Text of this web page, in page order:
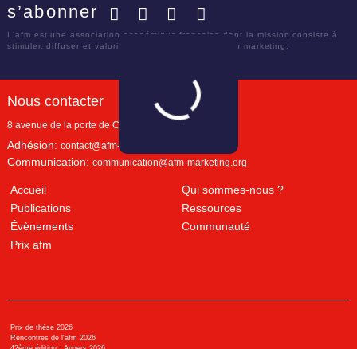
s’abonner
L'afm est une association académique française dont la mission consiste à
stimuler, diffuser et valoriser le savoir scientifique en marketing.
Nous contacter
8 avenue de la porte de Champerret
Adhésion: contact@afm-marketing.org
Communication: communication@afm-marketing.org
Accueil
Qui sommes-nous ?
Publications
Ressources
Évènements
Communauté
Prix afm
Prix de thèse 2026
Rencontres de l'afm 2026